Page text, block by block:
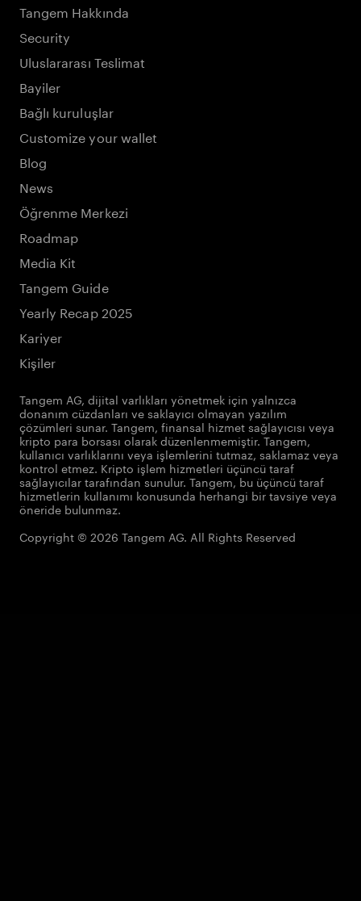
Tangem Hakkında
Security
Uluslararası Teslimat
Bayiler
Bağlı kuruluşlar
Customize your wallet
Blog
News
Öğrenme Merkezi
Roadmap
Media Kit
Tangem Guide
Yearly Recap 2025
Kariyer
Kişiler
Tangem AG, dijital varlıkları yönetmek için yalnızca
donanım cüzdanları ve saklayıcı olmayan yazılım
çözümleri sunar. Tangem, finansal hizmet sağlayıcısı veya
kripto para borsası olarak düzenlenmemiştir. Tangem,
kullanıcı varlıklarını veya işlemlerini tutmaz, saklamaz veya
kontrol etmez. Kripto işlem hizmetleri üçüncü taraf
sağlayıcılar tarafından sunulur. Tangem, bu üçüncü taraf
hizmetlerin kullanımı konusunda herhangi bir tavsiye veya
öneride bulunmaz.